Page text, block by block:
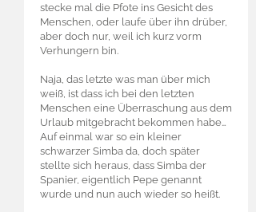
stecke mal die Pfote ins Gesicht des
Menschen, oder laufe über ihn drüber,
aber doch nur, weil ich kurz vorm
Verhungern bin.
Naja, das letzte was man über mich
weiß, ist dass ich bei den letzten
Menschen eine Überraschung aus dem
Urlaub mitgebracht bekommen habe…
Auf einmal war so ein kleiner
schwarzer Simba da, doch später
stellte sich heraus, dass Simba der
Spanier, eigentlich Pepe genannt
wurde und nun auch wieder so heißt.